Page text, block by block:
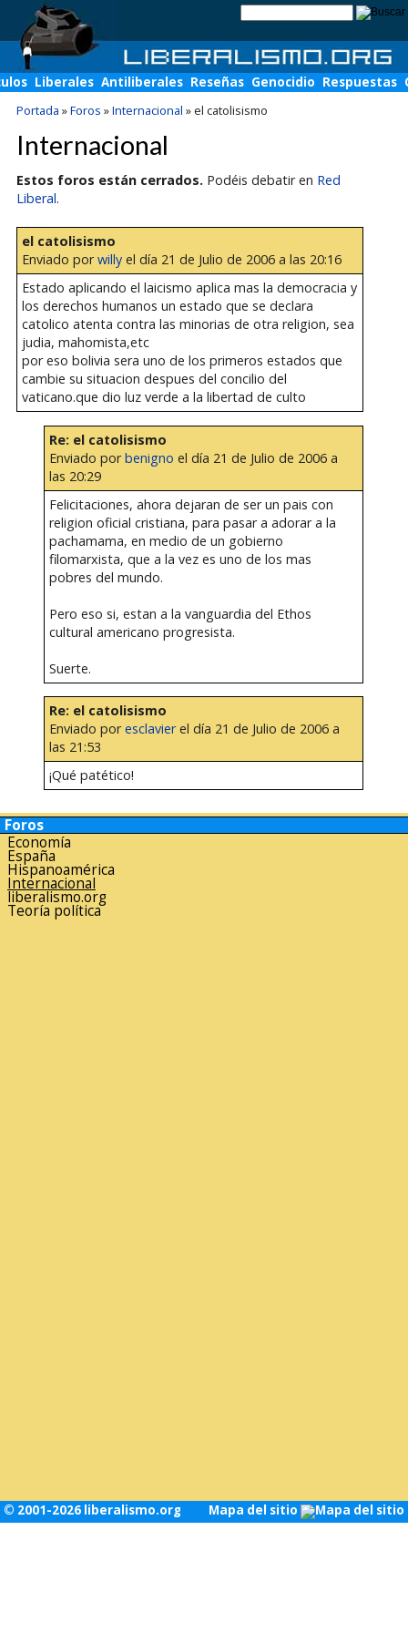
Liberales Antiliberales Reseñas Genocidio Respuestas
Portada »Foros »Internacional »el catolisismo
Internacional
Estos foros están cerrados. Podéis debatir en Red
Liberal.
el catolisismo
Enviado porwillyel día 21 de Julio de 2006 a las 20:16
Estado aplicando el laicismo aplica mas la democracia y
los derechos humanos un estado que se declara
catolico atenta contra las minorias de otra religion, sea
judia, mahomista,etc
por eso bolivia sera uno de los primeros estados que
cambie su situacion despues del concilio del
vaticano.que dio luz verde a la libertad de culto
Re: el catolisismo
Enviado porbenigno el día 21 de Julio de 2006 a
las 20:29
Felicitaciones, ahora dejaran de ser un pais con
religion oficial cristiana, para pasar a adorar a la
pachamama, en medio de un gobierno
filomarxista, que a la vez es uno de los mas
pobres del mundo.
Pero eso si, estan a la vanguardia del Ethos
cultural americano progresista.
Suerte.
Re: el catolisismo
Enviado poresclavierel día 21 de Julio de 2006 a
las 21:53
¡Qué patético!
Foros
Economía
España
Hispanoamérica
Internacional
liberalismo.org
Teoría política
© 2001-2026 liberalismo.org Mapa del sitio